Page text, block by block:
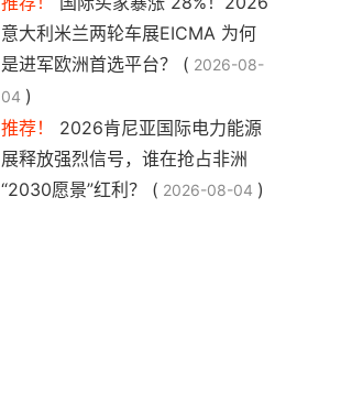
意大利米兰两轮车展EICMA 为何
是进军欧洲首选平台？ ( 2026-08-
04 )
推荐！
2026肯尼亚国际电力能源
展释放强烈信号，谁在抢占非洲
“2030愿景”红利？ ( 2026-08-04 )